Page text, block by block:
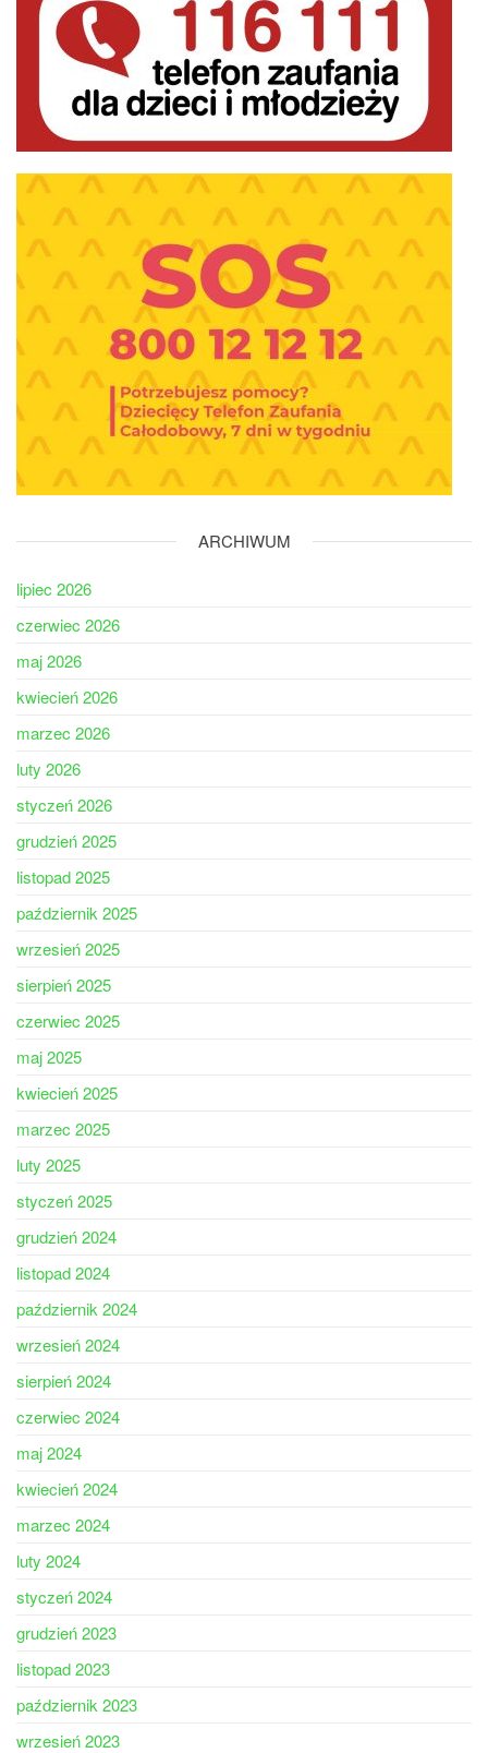
ARCHIWUM
lipiec 2026
czerwiec 2026
maj 2026
kwiecień 2026
marzec 2026
luty 2026
styczeń 2026
grudzień 2025
listopad 2025
październik 2025
wrzesień 2025
sierpień 2025
czerwiec 2025
maj 2025
kwiecień 2025
marzec 2025
luty 2025
styczeń 2025
grudzień 2024
listopad 2024
październik 2024
wrzesień 2024
sierpień 2024
czerwiec 2024
maj 2024
kwiecień 2024
marzec 2024
luty 2024
styczeń 2024
grudzień 2023
listopad 2023
październik 2023
wrzesień 2023